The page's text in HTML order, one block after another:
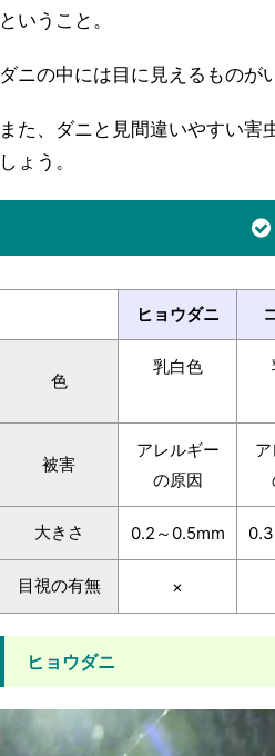
ということ。
ダニの中には目に見えるものが
また、ダニと見間違いやすい害
しょう。
ヒョウダニ
色
乳白色
被害
アレルギー
の原因
大きさ 0.2～0.5mm
目視の有無 ×
ヒョウダニ